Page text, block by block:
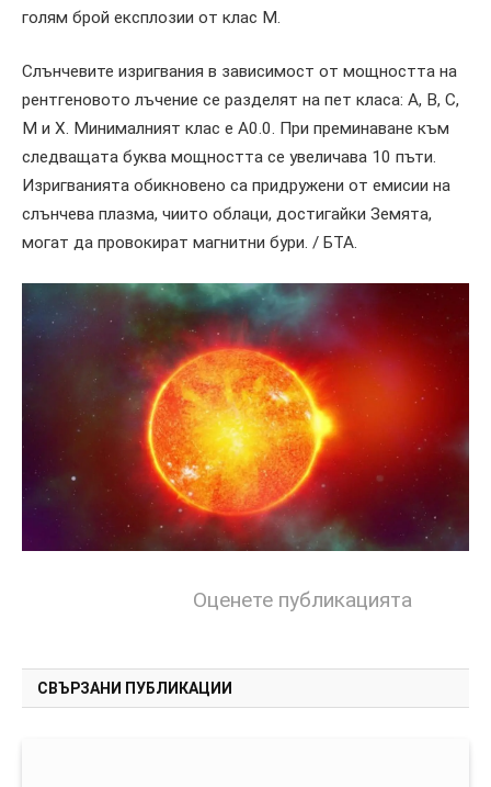
голям брой експлозии от клас M.
Слънчевите изригвания в зависимост от мощността на
рентгеновото лъчение се разделят на пет класа: A, B, C,
M и X. Минималният клас е A0.0. При преминаване към
следващата буква мощността се увеличава 10 пъти.
Изригванията обикновено са придружени от емисии на
слънчева плазма, чиито облаци, достигайки Земята,
могат да провокират магнитни бури. / БТА.
Оценете публикацията
СВЪРЗАНИ ПУБЛИКАЦИИ